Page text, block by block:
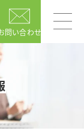
問い合わせ